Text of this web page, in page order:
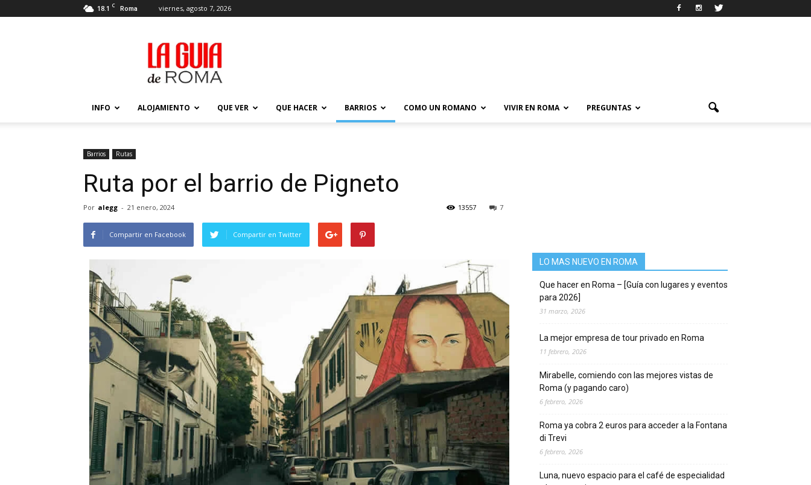
18.1 C Roma viernes, agosto 7, 2026
Actualizada
INFO ALOJAMIENTO QUE VER QUE HACER BARRIOS COMO UN ROMANO VIVIR EN ROMA PREGUNTAS
Barrios Rutas
Ruta por el barrio de Pigneto
Por alegg - 21 enero, 2024 7
13557
Compartir en Facebook Compartir en Twitter
LO MAS NUEVO EN ROMA
Que hacer en Roma – [Guía con lugares y eventos
para 2026]
31 marzo, 2026
La mejor empresa de tour privado en Roma
11 febrero, 2026
Mirabelle, comiendo con las mejores vistas de
Roma (y pagando caro)
6 febrero, 2026
Roma ya cobra 2 euros para acceder a la Fontana
di Trevi
6 febrero, 2026
Luna, nuevo espacio para el café de especialidad